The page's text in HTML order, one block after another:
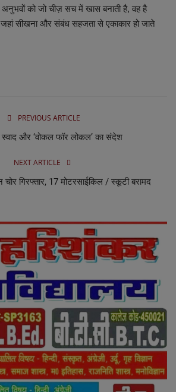
को जो चीज़ सच में खास बनाती है, वह है
जहां सीखना और संबंध सहजता से एकाकार हो जाते
PREVIOUS ARTICLE
स्वाद और ‘वोकल फॉर लोकल’ का संदेश
NEXT ARTICLE
चोर गिरफ्तार, 17 मोटरसाईकिल / स्कूटी बरामद